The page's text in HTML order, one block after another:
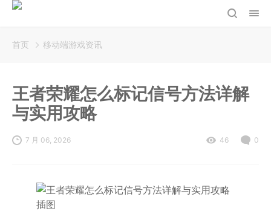
首页 移动端游戏资讯
王者荣耀怎么标记信号方法详解
与实用攻略
7 月 06, 2026 46 0